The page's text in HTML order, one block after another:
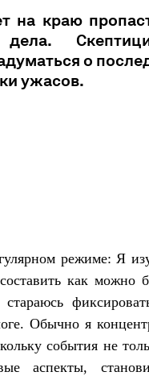
на краю
о
ужасов.
режиме: Я
как можно
Обычно я
события не
аспекты,